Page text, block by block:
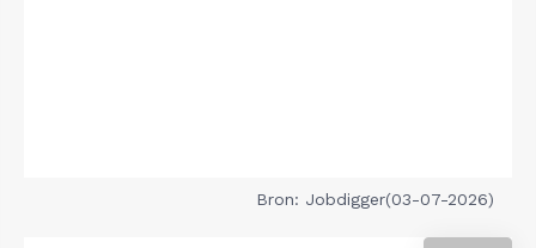
Bron: Jobdigger(03-07-2026)